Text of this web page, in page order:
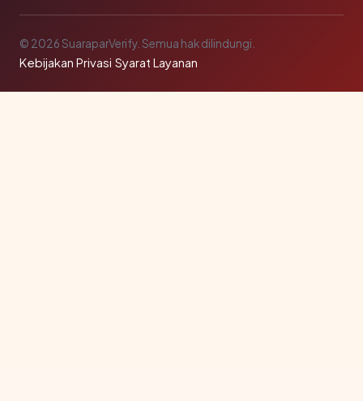
© 2026 SuaraparVerify. Semua hak dilindungi.
Kebijakan Privasi·Syarat Layanan